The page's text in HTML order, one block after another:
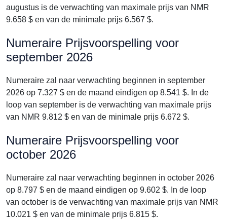
augustus is de verwachting van maximale prijs van NMR
9.658 $ en van de minimale prijs 6.567 $.
Numeraire Prijsvoorspelling voor
september 2026
Numeraire zal naar verwachting beginnen in september
2026 op 7.327 $ en de maand eindigen op 8.541 $. In de
loop van september is de verwachting van maximale prijs
van NMR 9.812 $ en van de minimale prijs 6.672 $.
Numeraire Prijsvoorspelling voor
october 2026
Numeraire zal naar verwachting beginnen in october 2026
op 8.797 $ en de maand eindigen op 9.602 $. In de loop
van october is de verwachting van maximale prijs van NMR
10.021 $ en van de minimale prijs 6.815 $.